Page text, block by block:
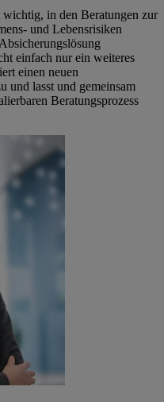
in den Beratungen zur
und Lebensrisiken
einfach nur ein weiteres
einen neuen
und lasst und gemeinsam
Beratungsprozess